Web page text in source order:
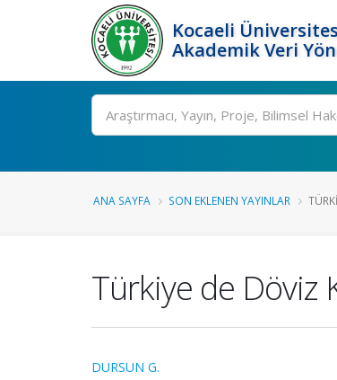
Kocaeli
Akademik Veri
Ara
ANA SAYFA SON EKLENEN YAYINLAR
Türkiye de Döviz
DURSUN G.